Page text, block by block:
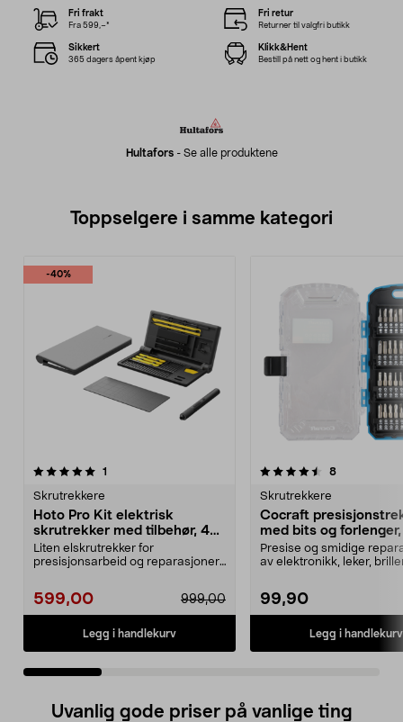
Hultafors- Se alle produktene
Fri frakt
Fra 599,–*
Fri retur
Returner til valgfri butikk
Sikkert
365 dagers åpent kjøp
Klikk&Hent
Bestill på nett og hent i butikk
Toppselgere i samme kategori
-40%
1
Skrutrekkere
Hoto Pro Kit elektrisk
skrutrekker med tilbehør, 48
deler
Liten elskrutrekker for
presisjonsarbeid og reparasjoner.
599,00 999,00
Legg i handlekurv
4.5 av 5 stjerner 8anmeldelser
Skrutrekkere
Cocraft
med bits og forlenger,
deler
Presise og smidige
av elektronikk, leker,
99,90
Legg i handlekurv
5.0 av 5 stjerner
Uvanlig gode priser på vanlige ting